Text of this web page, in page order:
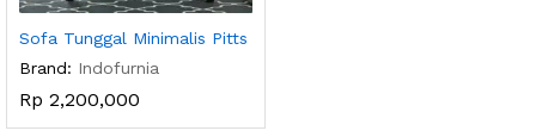
Sofa Tunggal Minimalis Pitts
Brand: Indofurnia
Rp 2,200,000